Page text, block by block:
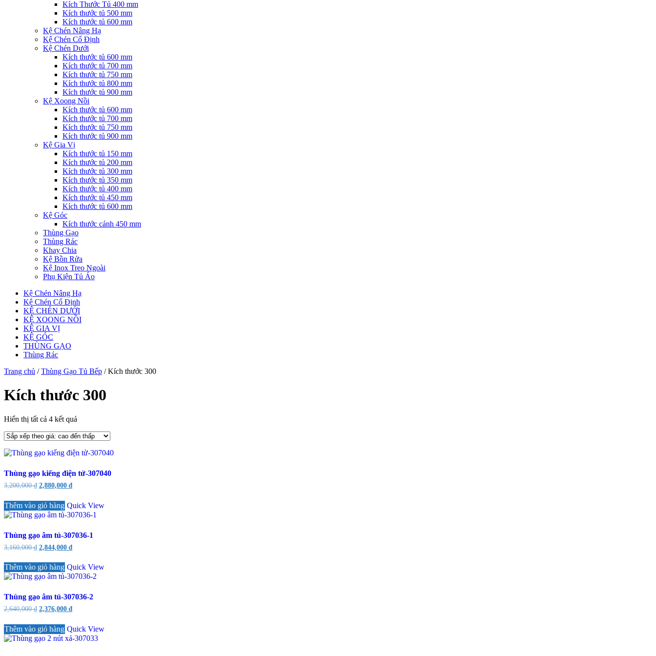
Kích Thước Tủ 400 mm
Kích thước tủ 500 mm
Kích thước tủ 600 mm
Kệ Chén Nâng Hạ
Kệ Chén Cố Định
Kệ Chén Dưới
Kích thước tủ 600 mm
Kích thước tủ 700 mm
Kích thước tủ 750 mm
Kích thước tủ 800 mm
Kích thước tủ 900 mm
Kệ Xoong Nồi
Kích thước tủ 600 mm
Kích thước tủ 700 mm
Kích thước tủ 750 mm
Kích thước tủ 900 mm
Kệ Gia Vị
Kích thước tủ 150 mm
Kích thước tủ 200 mm
Kích thước tủ 300 mm
Kích thước tủ 350 mm
Kích thước tủ 400 mm
Kích thước tủ 450 mm
Kích thước tủ 600 mm
Kệ Góc
Kích thước cánh 450 mm
Thùng Gạo
Thùng Rác
Khay Chia
Kệ Bồn Rửa
Kệ Inox Treo Ngoài
Phụ Kiện Tủ Áo
Kệ Chén Nâng Hạ
Kệ Chén Cố Định
KỆ CHÉN DƯỚI
KỆ XOONG NỒI
KỆ GIA VỊ
KỆ GÓC
THÙNG GẠO
Thùng Rác
Trang chủ /Thùng Gạo Tủ Bếp / Kích thước 300
Kích thước 300
Hiển thị tất cả 4 kết quả
xếp
giá:
đến
Thùng gạo kiếng điện tử-307040
3,200,000₫ Giá
là:
3,200,000 ₫.
2,880,000 ₫Giá
là:
2,880,000 ₫.
Thêm vào giỏ hàng Quick View
Thùng gạo âm tủ-307036-1
3,160,000₫ Giá
là:
3,160,000 ₫.
2,844,000 ₫Giá
là:
2,844,000 ₫.
Thêm vào giỏ hàng Quick View
Thùng gạo âm tủ-307036-2
2,640,000₫ Giá
là:
2,640,000 ₫.
2,376,000 ₫Giá
là:
2,376,000 ₫.
Thêm vào giỏ hàng Quick View